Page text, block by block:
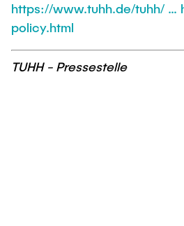
https://www.tuhh.de/tuhh/ …
policy.html
TUHH - Pressestelle